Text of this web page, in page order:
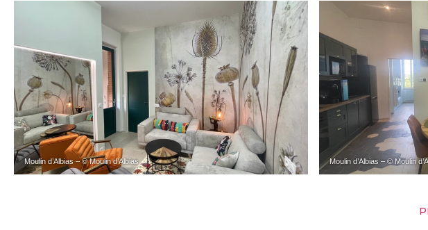
Moulin d’Albias – © Moulin d’Albias Moulin d’Albias – © Moulin